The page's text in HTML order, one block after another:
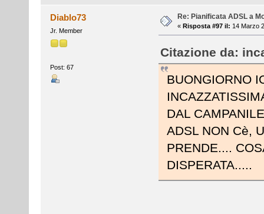
Diablo73
Jr. Member
Post: 67
Re: Pianificata ADSL a
« Risposta #97 il: 14 Marzo
Citazione da:
BUONGIORNO
DAL
ADSL NON Cè,
PRENDE....
DISPERATA.....